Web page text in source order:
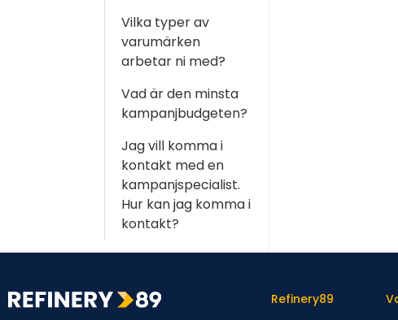
Vilka typer av
varumärken
arbetar ni med?
Vad är den minsta
kampanjbudgeten?
Jag vill komma i
kontakt med en
kampanjspecialist.
Hur kan jag komma i
kontakt?
Refinery89